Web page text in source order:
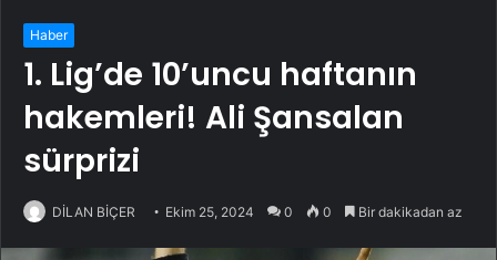
Haber
1. Lig’de 10’uncu haftanın
hakemleri! Ali Şansalan
sürprizi
DİLAN BİÇER Ekim 25, 2024 0 0 Bir dakikadan az